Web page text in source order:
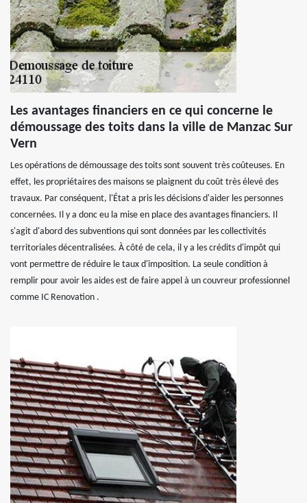
Les avantages financiers en ce qui concerne le
démoussage des toits dans la ville de Manzac Sur
Vern
Les opérations de démoussage des toits sont souvent très coûteuses. En
effet, les propriétaires des maisons se plaignent du coût très élevé des
travaux. Par conséquent, l'État a pris les décisions d'aider les personnes
concernées. Il y a donc eu la mise en place des avantages financiers. Il
s'agit d'abord des subventions qui sont données par les collectivités
territoriales décentralisées. À côté de cela, il y a les crédits d'impôt qui
vont permettre de réduire le taux d'imposition. La seule condition à
remplir pour avoir les aides est de faire appel à un couvreur professionnel
comme IC Renovation .